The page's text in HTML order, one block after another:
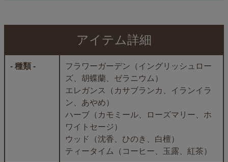
アイテム詳細
- 種類 -
フラワーガーデン（イングリッシュロー
ズ、胡蝶蘭、ゼラニウム）
エレガンス（カサブランカ、イランイラ
ン、あやめ）
ハーブ（カモミール、ローズマリー、ホ
ワイトセージ）
ウッド（沈香、ひのき、白檀）
ティータイム（コーヒー、玉露、紅茶）